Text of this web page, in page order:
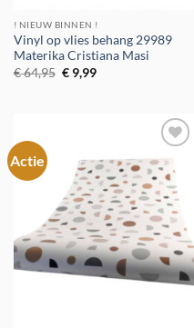
! NIEUW BINNEN !
Vinyl op vlies behang 29989
Materika Cristiana Masi
€64,95 Oorspronkelijke
prijs
€9,99Huidige
Actie
Toevoegen
aan
verlanglijst